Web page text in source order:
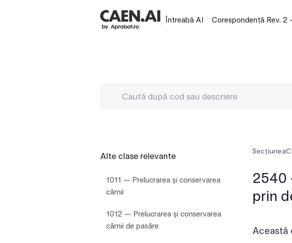
Întreabă AI Corespondență Rev. 2
Alte clase relevante
1011 — Prelucrarea şi conservarea
cărnii
1012 — Prelucrarea şi conservarea
cărnii de pasăre
SecțiuneaC
2540
prin
Această